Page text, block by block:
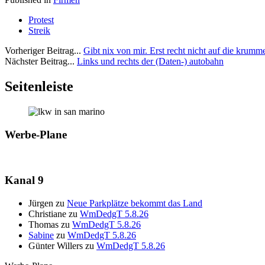
Protest
Streik
Vorheriger Beitrag... Gibt nix von mir. Erst recht nicht auf die
Nächster Beitrag... Links und rechts der (Daten-) autobahn
Seitenleiste
Werbe-Plane
Kanal 9
Jürgen zu Neue Parkplätze bekommt das Land
Christiane zu WmDedgT 5.8.26
Thomas zu WmDedgT 5.8.26
Sabine zu WmDedgT 5.8.26
Günter Willers zu WmDedgT 5.8.26